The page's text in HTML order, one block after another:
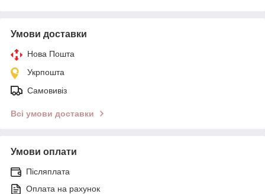
Умови доставки
Нова Пошта
Укрпошта
Самовивіз
Всі умови доставки
Умови оплати
Післяплата
Оплата на рахунок